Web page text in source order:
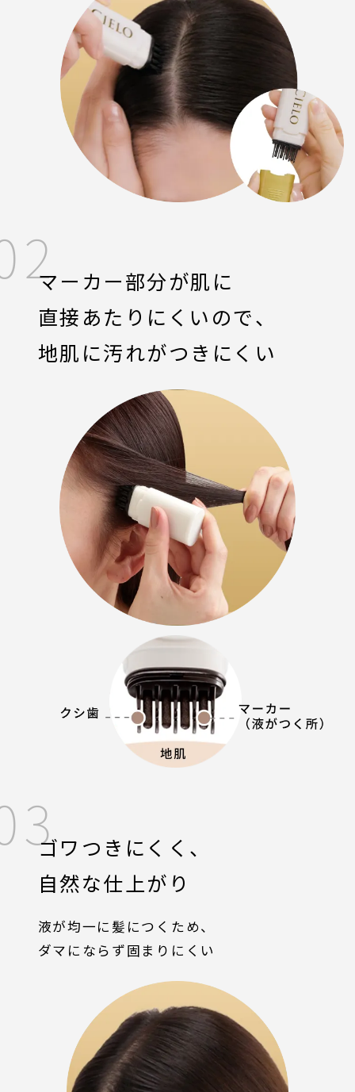
マーカー部分が肌に
直接あたりにくいので、
地肌に汚れがつきにくい
ゴワつきにくく、
自然な仕上がり
液が均一に髪につくため、
ダマにならず固まりにくい